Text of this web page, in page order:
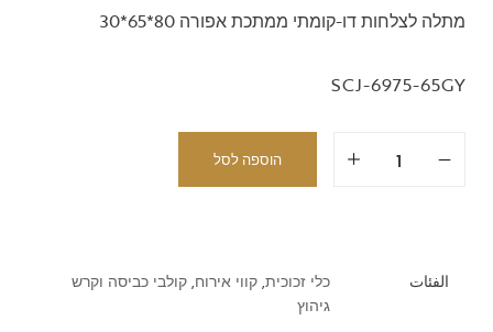
מתלה לצלחות דו-קומתי ממתכת אפורה 80*65*30
SCJ-6975-65GY
הוספה לסל
الفئات כלי זכוכית,קווי אירוח,קולבי כביסה וקרש
גיהוץ